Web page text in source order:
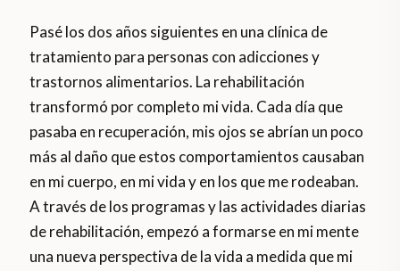
Pasé los dos años siguientes en una clínica de
tratamiento para personas con adicciones y
trastornos alimentarios. La rehabilitación
transformó por completo mi vida. Cada día que
pasaba en recuperación, mis ojos se abrían un poco
más al daño que estos comportamientos causaban
en mi cuerpo, en mi vida y en los que me rodeaban.
A través de los programas y las actividades diarias
de rehabilitación, empezó a formarse en mi mente
una nueva perspectiva de la vida a medida que mi